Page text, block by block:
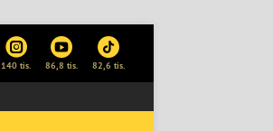
140 tis. 86,8 tis. 82,6 tis.